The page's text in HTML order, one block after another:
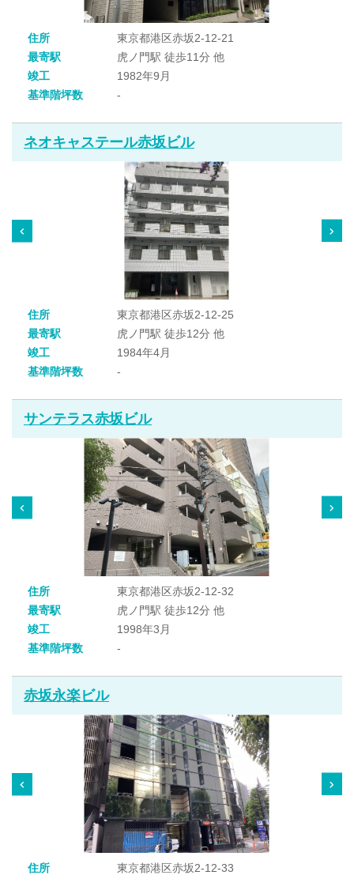
住所
東京都港区赤坂2-12-21
最寄駅
虎ノ門駅 徒歩11分 他
竣工
1982年9月
基準階坪数
-
ネオキャステール赤坂ビル
住所
東京都港区赤坂2-12-25
最寄駅
虎ノ門駅 徒歩12分 他
竣工
1984年4月
基準階坪数
-
サンテラス赤坂ビル
住所
東京都港区赤坂2-12-32
最寄駅
虎ノ門駅 徒歩12分 他
竣工
1998年3月
基準階坪数
-
赤坂永楽ビル
住所
東京都港区赤坂2-12-33